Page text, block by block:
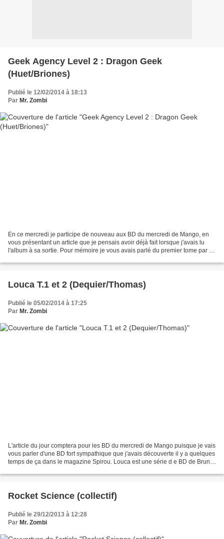
Geek Agency Level 2 : Dragon Geek
(Huet/Briones)
Publié le 12/02/2014 à 18:13
Par Mr. Zombi
En ce mercredi je participe de nouveau aux BD du mercredi de Mango, en
vous présentant un article que je pensais avoir déjà fait lorsque j'avais lu
l'album à sa sortie. Pour mémoire je vous avais parlé du premier tome par là
Louca T.1 et 2 (Dequier/Thomas)
Publié le 05/02/2014 à 17:25
Par Mr. Zombi
L'article du jour comptera pour les BD du mercredi de Mango puisque je vais
vous parler d'une BD fort sympathique que j'avais découverte il y a quelques
temps de ça dans le magazine Spirou. Louca est une série d e BD de Bruno
Rocket Science (collectif)
Publié le 29/12/2013 à 12:28
Par Mr. Zombi